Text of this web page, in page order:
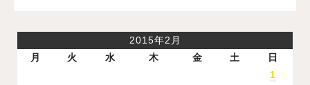
2015年2月
月
火 水 木 金 土 日
1